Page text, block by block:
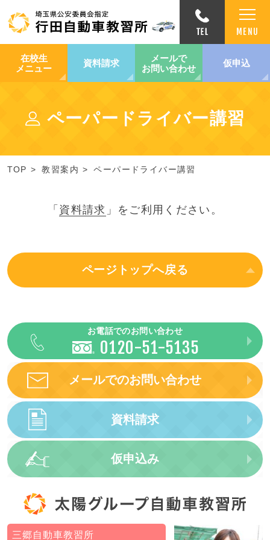
在校生
メニュー
資料請求
メールで
お問い合わせ
仮申込
ペーパードライバー講習
TOP 教習案内 ペーパードライバー講習
「 資料請求 」をご利用ください。
ページトップへ戻る
お電話でのお問い合わせ
0120-51-5135
メールでのお問い合わせ
資料請求
仮申込み
三郷自動車教習所